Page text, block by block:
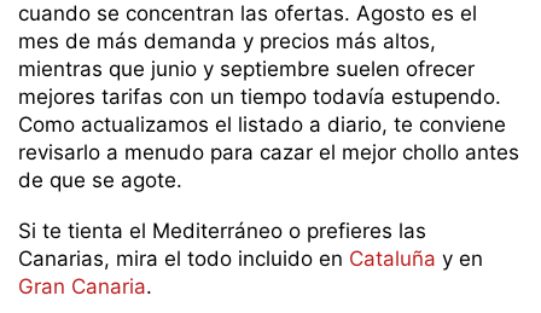
cuando se concentran las ofertas. Agosto es el
mes de más demanda y precios más altos,
mientras que junio y septiembre suelen ofrecer
mejores tarifas con un tiempo todavía estupendo.
Como actualizamos el listado a diario, te conviene
revisarlo a menudo para cazar el mejor chollo antes
de que se agote.
Si te tienta el Mediterráneo o prefieres las
Canarias, mira el todo incluido en Cataluña y en
Gran Canaria.